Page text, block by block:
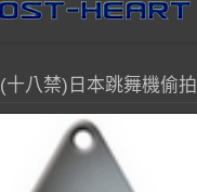
(十八禁)日本跳舞機偷拍